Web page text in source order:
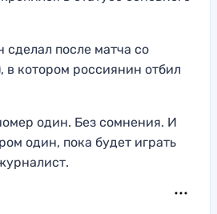
сделал после матча со
в котором россиянин отбил
один. Без сомнения. И
один, пока будет играть